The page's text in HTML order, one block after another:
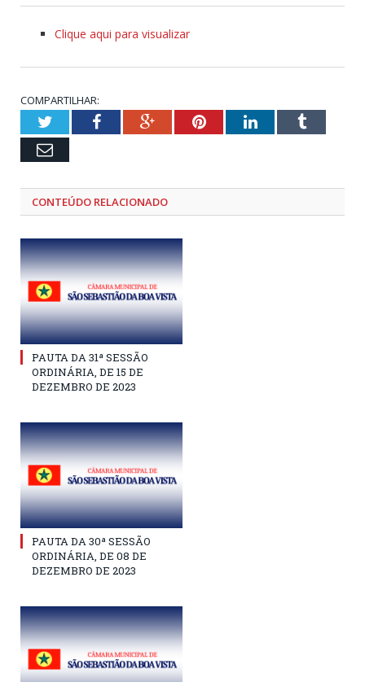
Clique aqui para visualizar
COMPARTILHAR:
TwitterFacebookGoogle+PinterestLinkedInTumblr
Email
CONTEÚDO RELACIONADO
PAUTA DA 31ª SESSÃO
ORDINÁRIA, DE 15 DE
DEZEMBRO DE 2023
PAUTA DA 30ª SESSÃO
ORDINÁRIA, DE 08 DE
DEZEMBRO DE 2023